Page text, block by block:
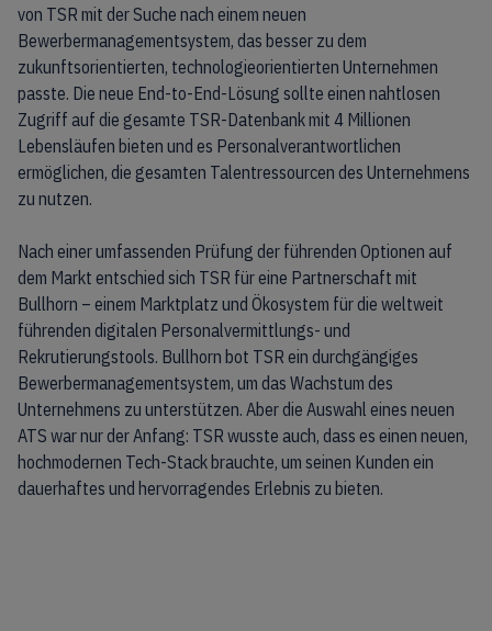
von TSR mit der Suche nach einem neuen
Bewerbermanagementsystem, das besser zu dem
zukunftsorientierten, technologieorientierten Unternehmen
passte. Die neue End-to-End-Lösung sollte einen nahtlosen
Zugriff auf die gesamte TSR-Datenbank mit 4 Millionen
Lebensläufen bieten und es Personalverantwortlichen
ermöglichen, die gesamten Talentressourcen des Unternehmens
zu nutzen.
Nach einer umfassenden Prüfung der führenden Optionen auf
dem Markt entschied sich TSR für eine Partnerschaft mit
Bullhorn – einem Marktplatz und Ökosystem für die weltweit
führenden digitalen Personalvermittlungs- und
Rekrutierungstools. Bullhorn bot TSR ein durchgängiges
Bewerbermanagementsystem, um das Wachstum des
Unternehmens zu unterstützen. Aber die Auswahl eines neuen
ATS war nur der Anfang: TSR wusste auch, dass es einen neuen,
hochmodernen Tech-Stack brauchte, um seinen Kunden ein
dauerhaftes und hervorragendes Erlebnis zu bieten.